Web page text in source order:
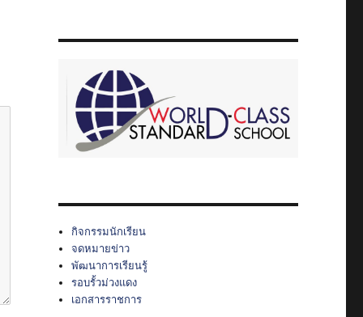
กิจกรรมนักเรียน
จดหมายข่าว
พัฒนาการเรียนรู้
รอบรั้วม่วงแดง
เอกสารราชการ